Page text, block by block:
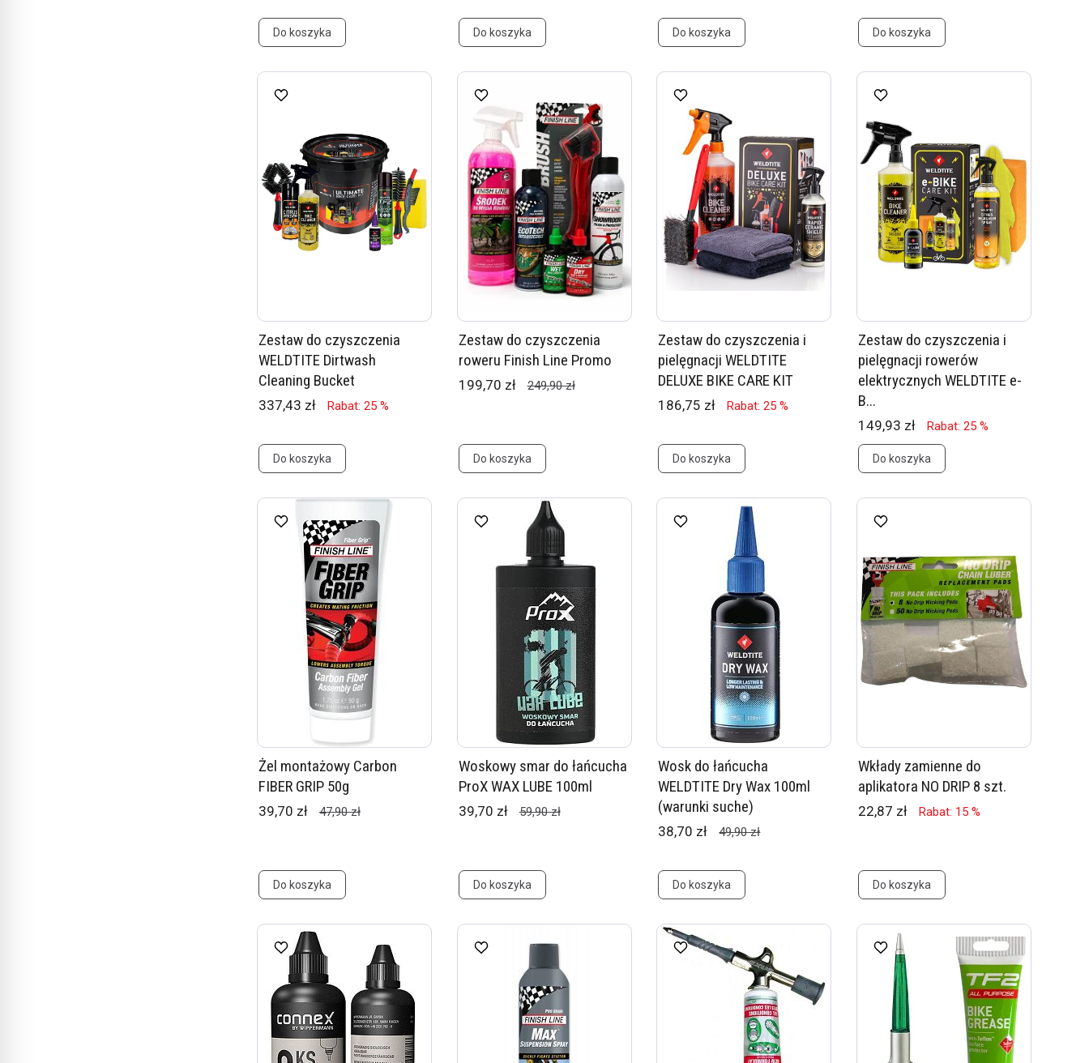
Do koszyka Do koszyka Do koszyka Do koszyka
Zestaw do czyszczenia
WELDTITE Dirtwash
Cleaning Bucket
337,43 zł Rabat: 25 %
Do koszyka
Zestaw do czyszczenia
roweru Finish Line Promo
199,70 zł 249,90 zł
Do koszyka
Zestaw do czyszczenia i
pielęgnacji WELDTITE
DELUXE BIKE CARE KIT
186,75 zł Rabat: 25 %
Do koszyka
Zestaw do czyszczenia i
pielęgnacji rowerów
elektrycznych WELDTITE e-
B...
149,93 zł Rabat: 25 %
Do koszyka
Żel montażowy Carbon
FIBER GRIP 50g
39,70 zł 47,90 zł
Do koszyka
Woskowy smar do łańcucha
ProX WAX LUBE 100ml
39,70 zł 59,90 zł
Do koszyka
Wosk do łańcucha
WELDTITE Dry Wax 100ml
(warunki suche)
38,70 zł 49,90 zł
Do koszyka
Wkłady zamienne do
aplikatora NO DRIP 8 szt.
22,87 zł Rabat: 15 %
Do koszyka